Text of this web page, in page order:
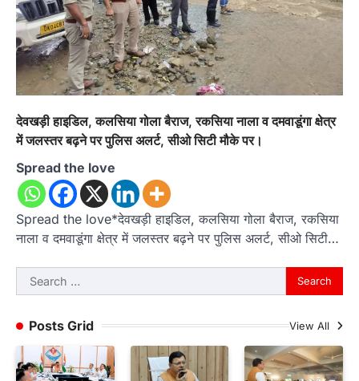
देवखड़ी हाइडिल, कलसिया गोला बैराज, रकसिया नाला व दमवाडूंगा क्षेत्र
में जलस्तर बढ़ने पर पुलिस अलर्ट, सीओ सिटी मौके पर।
Spread the love
Spread the love*देवखड़ी हाइडिल, कलसिया गोला बैराज, रकसिया
नाला व दमवाडूंगा क्षेत्र में जलस्तर बढ़ने पर पुलिस अलर्ट, सीओ सिटी…
Search
for:
Posts Grid
View All